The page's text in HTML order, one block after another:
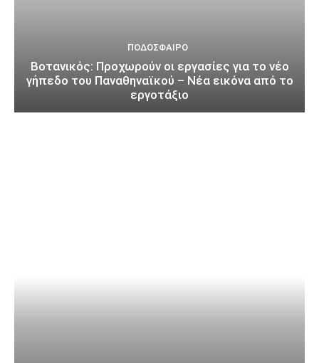
ΠΟΔΌΣΦΑΙΡΟ
Βοτανικός: Προχωρούν οι εργασίες για το νέο
γήπεδο του Παναθηναϊκού – Νέα εικόνα από το
εργοτάξιο